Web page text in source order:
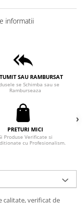
informatii
SAU RAMBURSAT
se Schimba sau se
Ramburseaza
PRETURI MICI
Produse Verificate si
cu Profesionalism.
calitate, verificat de